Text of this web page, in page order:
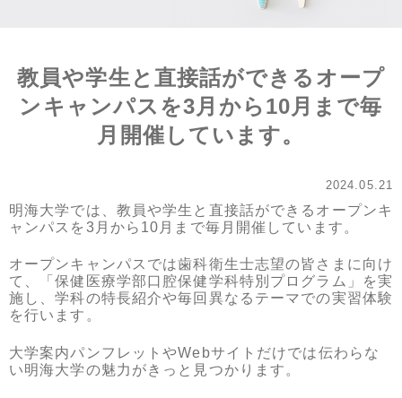
教員や学生と直接話ができるオープ
ンキャンパスを3月から10月まで毎
月開催しています。
2024.05.21
明海大学では、教員や学生と直接話ができるオープンキ
ャンパスを3月から10月まで毎月開催しています。
オープンキャンパスでは歯科衛生士志望の皆さまに向け
て、「保健医療学部口腔保健学科特別プログラム」を実
施し、学科の特長紹介や毎回異なるテーマでの実習体験
を行います。
大学案内パンフレットやWebサイトだけでは伝わらな
い明海大学の魅力がきっと見つかります。